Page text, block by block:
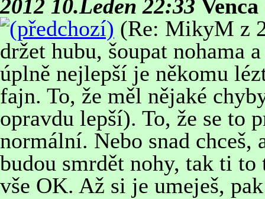
2012 10.Leden 22:33
(Re: MikyM z
držet hubu, šoupat nohama
úplně nejlepší je někomu
fajn. To, že měl nějaké
opravdu lepší). To, že se to
normální. Nebo snad
budou smrdět nohy, tak ti
vše OK. Až si je umeješ,